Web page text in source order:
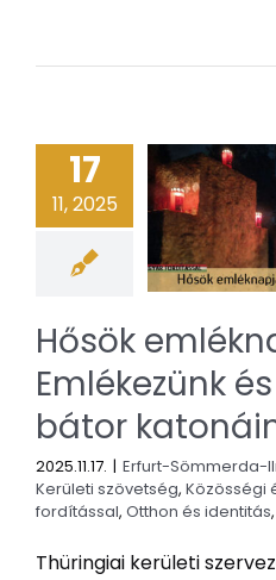
17
11, 2025
Hősök
Emlékezünk
bátor
2025.11.17. | Erfurt-Sömmerda-
Kerületi szövetség, Közösségi
fordítással, Otthon és identitás,
Thüringiai kerületi